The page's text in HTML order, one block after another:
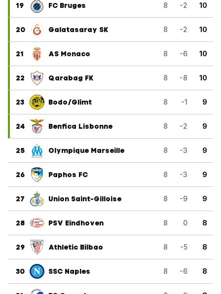
19 FC Bruges 8 -2 10
20 Galatasaray SK 8 -2 10
21 AS Monaco 8 -6 10
22 Qarabag FK 8 -8 10
23 Bodo/Glimt 8 -1 9
24 Benfica Lisbonne 8 -2 9
25 Olympique Marseille 8 -3 9
26 Paphos FC 8 -3 9
27 Union Saint-Gilloise 8 -9 9
28 PSV Eindhoven 8 0 8
29 Athletic Bilbao 8 -5 8
30 SSC Naples 8 -6 8